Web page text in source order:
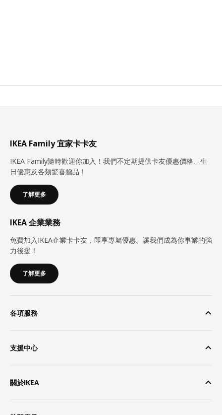
IKEA Family 宜家卡卡友
IKEA Family隨時歡迎你加入！我們不定期提供卡友優惠價格、生
日優惠及各類驚喜贈品！
了解更多
IKEA 企業業務
免費加入IKEA企業卡卡友，即享專屬優惠。讓我們成為你事業的強
力後援！
了解更多
各項服務
支援中心
關於IKEA